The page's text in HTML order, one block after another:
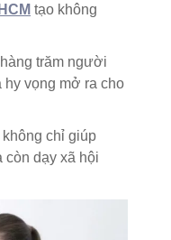
tạo không
trăm người
vọng mở ra cho
chỉ giúp
còn dạy xã hội